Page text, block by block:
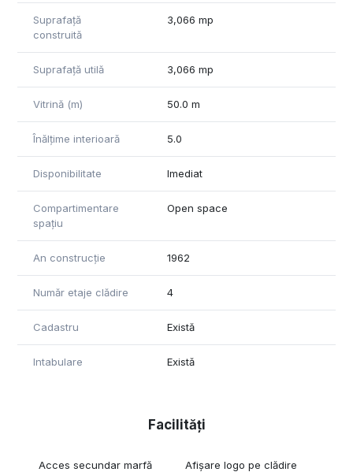
- Chirie: 6 Euro/mp
- Mentenanta: 1.25 Euro/mp
Pentru detalii suplimentare și programarea unei vizionări, nu
ezitați să ne contactați!
Suprafață
construită
3,066 mp
Suprafață utilă 3,066 mp
Vitrină (m) 50.0 m
Înălțime interioară 5.0
Disponibilitate Imediat
Compartimentare
spațiu
Open space
An construcție 1962
Număr etaje clădire 4
Cadastru Există
Intabulare Există
Facilități
Acces secundar marfă Afișare logo pe clădire